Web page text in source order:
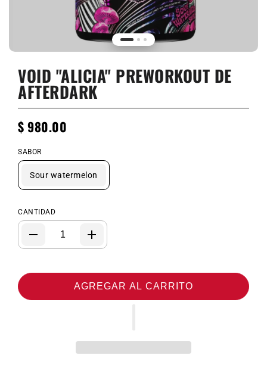
VOID "ALICIA" PREWORKOUT DE
AFTERDARK
$ 980.00
SABOR
Sour watermelon
CANTIDAD
AGREGAR AL CARRITO